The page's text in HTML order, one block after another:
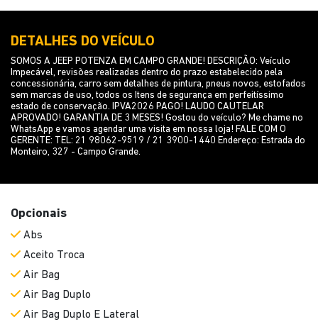
DETALHES DO VEÍCULO
SOMOS A JEEP POTENZA EM CAMPO GRANDE! DESCRIÇÃO: Veículo
Impecável, revisões realizadas dentro do prazo estabelecido pela
concessionária, carro sem detalhes de pintura, pneus novos, estofados
sem marcas de uso, todos os Itens de segurança em perfeitíssimo
estado de conservação. IPVA2026 PAGO! LAUDO CAUTELAR
APROVADO! GARANTIA DE 3 MESES! Gostou do veículo? Me chame no
WhatsApp e vamos agendar uma visita em nossa loja! FALE COM O
GERENTE: TEL: 21 98062-9519 / 21 3900-1440 Endereço: Estrada do
Monteiro, 327 - Campo Grande.
Opcionais
Abs
Aceito Troca
Air Bag
Air Bag Duplo
Air Bag Duplo E Lateral